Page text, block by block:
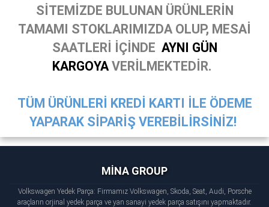
SİTEMİZDE BULUNAN ÜRÜNLERİN
TAMAMI STOKLARIMIZDA OLUP, MESAİ
SAATLERİ İÇİNDE AYNI GÜN
KARGOYA VERİLMEKTEDİR.
TÜM ÜRÜNLERİ KREDİ KARTI İLE ÖDEME
YAPARAK SİPARİŞ VEREBİLİRSİNİZ!
MİNA GROUP
Volkswagen Yedek Parça: Firmamız Volkswagen, Skoda, Seat, Audi, Porsche
araçların orjinal yedek parça ve yan sanayi yedek parça satışını yapmaktadır.